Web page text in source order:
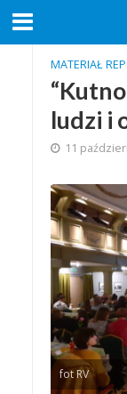
MATERIAŁ
ludzi i
11
fot RV